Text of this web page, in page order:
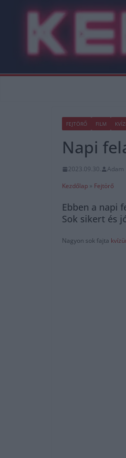
FEJTÖRŐ FILM
Napi
2023.09.30.
Adam
Kezdőlap » Fejtörő
Ebben a napi
Sok sikert és
Nagyon sok fajta